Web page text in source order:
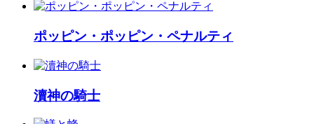
ポッピン・ポッピン・ペナルティ
瀆神の騎士